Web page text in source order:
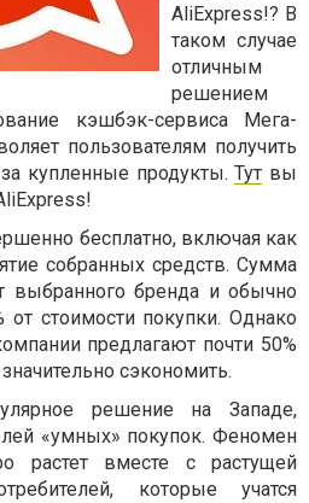
AliExpress!? В
таком случае
отличным
решением
кэшбэк-сервиса Мега-
пользователям получить
купленные продукты.Тут вы
бесплатно, включая как
собранных средств. Сумма
выбранного бренда и обычно
от стоимости покупки. Однако
предлагают почти 50%
сэкономить.
решение на Западе,
«умных» покупок. Феномен
растет вместе с растущей
которые учатся